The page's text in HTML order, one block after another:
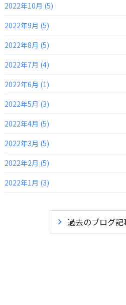
2022年10月 (5)
2022年9月 (5)
2022年8月 (5)
2022年7月 (4)
2022年6月 (1)
2022年5月 (3)
2022年4月 (5)
2022年3月 (5)
2022年2月 (5)
2022年1月 (3)
過去のブログ記